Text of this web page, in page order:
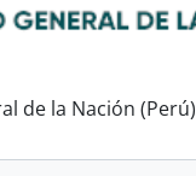
de la Nación (Perú)